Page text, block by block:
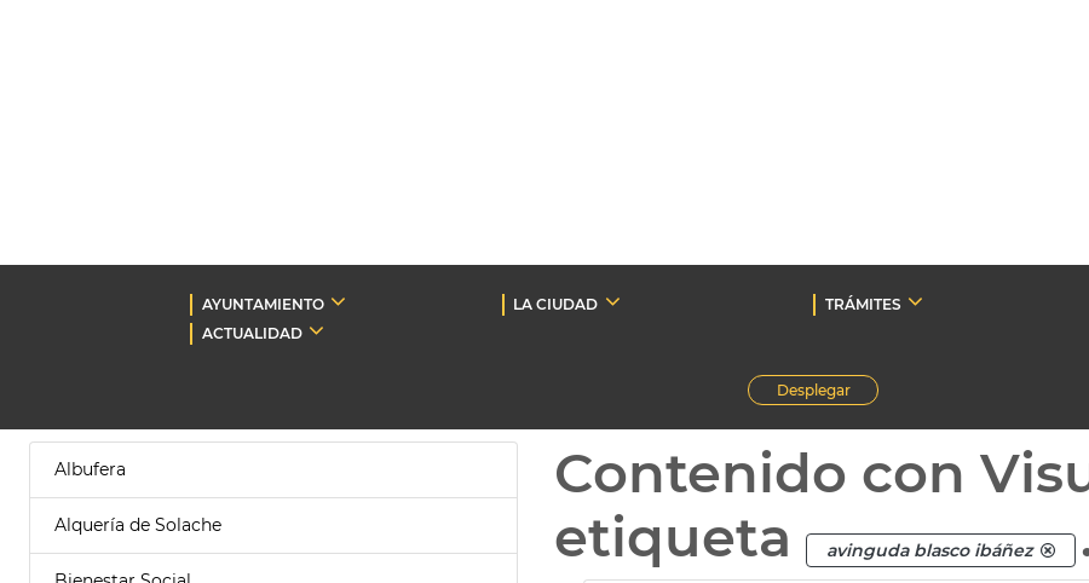
AYUNTAMIENTO LA CIUDAD TRÁMITES
ACTUALIDAD
Desplegar
Albufera
Alquería de Solache
Contenido con
etiqueta
avinguda blasco ibáñez